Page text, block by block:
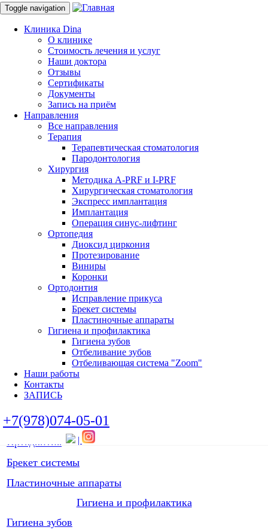
Toggle navigation
Клиника Dina
О клинике
Стоимость лечения и услуг
Наши доктора
Отзывы
Сертификаты
Документы
Запись на приём
Направления
Все направления
Терапия
Терапевтическая стоматология
Пародонтология
Хирургия
Методика A-PRF и I-PRF
Хирургическая стоматология
Экспресс имплантация
Имплантация
Операция синус-лифтинг
Ортопедия
Диоксид циркония
Протезирование
Виниры
Коронки
Ортодонтия
Исправление прикуса
Брекет системы
Пластиночные аппараты
Гигиена и профилактика
Гигиена зубов
Отбеливание зубов
Отбеливающая система "Zoom"
Наши работы
Контакты
ЗАПИСЬ
+7(978)074-05-01
|
Направления
Услуги
Услуги
Терапия
Терапевтическая стоматология
Пародонтология
Хирургия
Хирургическая стоматология
Имплантация зубов в Симферополе: быстро,
качественно, надежно!
Когда необходим синус лифтинг?
Методика A-PRF и I-PRF
AnyRidge — имплантаты с пожизненной гарантией!
Ортопедия
Протезирование
Диоксид циркония - лидер среди материалов для
коронок, вкладок, виниров.
Ортодонтия
Ортодонтия
Брекет системы
Пластиночные аппараты
Гигиена и профилактика
Гигиена зубов